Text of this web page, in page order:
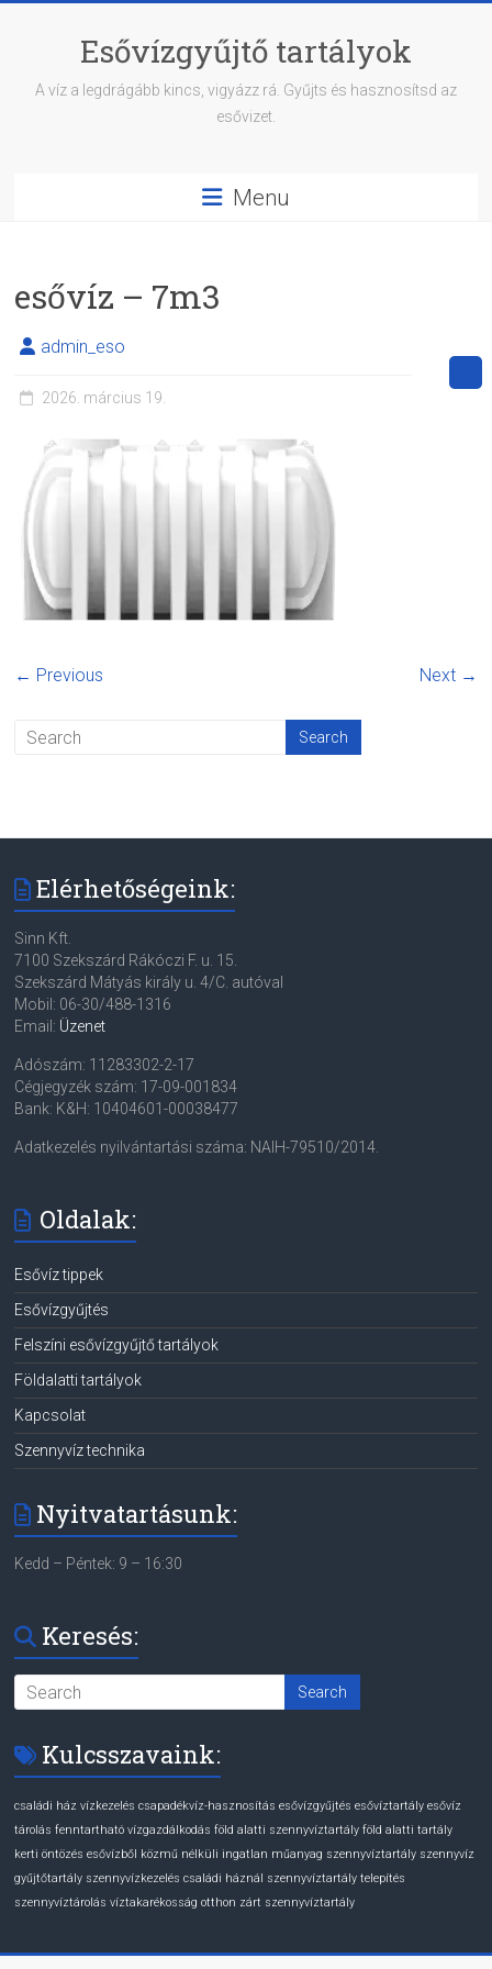
Esővízgyűjtő tartályok
A víz a legdrágább kincs, vigyázz rá. Gyűjts és hasznosítsd az
esővizet.
Menu
esővíz – 7m3
admin_eso
2026. március 19.
← Previous Next →
Elérhetőségeink:
Sinn Kft.
7100 Szekszárd Rákóczi F. u. 15.
Szekszárd Mátyás király u. 4/C. autóval
Mobil: 06-30/488-1316
Email: Üzenet
Adószám: 11283302-2-17
Cégjegyzék szám: 17-09-001834
Bank: K&H: 10404601-00038477
Adatkezelés nyilvántartási száma: NAIH-79510/2014.
Oldalak:
Esővíz tippek
Esővízgyűjtés
Felszíni esővízgyűjtő tartályok
Földalatti tartályok
Kapcsolat
Szennyvíz technika
Nyitvatartásunk:
Kedd – Péntek: 9 – 16:30
Keresés:
Kulcsszavaink:
családi ház vízkezelés csapadékvíz-hasznosítás esővízgyűjtés esővíztartály esővíz
tárolás fenntartható vízgazdálkodás föld alatti szennyvíztartály föld alatti tartály
kerti öntözés esővízből közmű nélküli ingatlan műanyag szennyvíztartály szennyvíz
gyűjtőtartály szennyvízkezelés családi háznál szennyvíztartály telepítés
szennyvíztárolás víztakarékosság otthon zárt szennyvíztartály